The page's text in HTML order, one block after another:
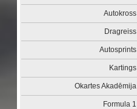
Autokross
Dragreiss
Autosprints
Kartings
Okartes Akadēmija
Formula 1